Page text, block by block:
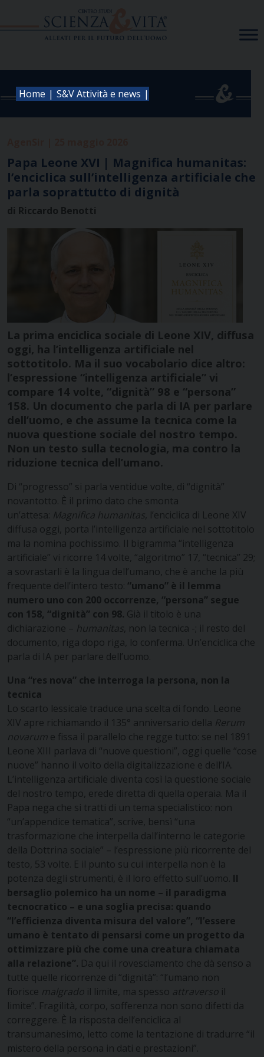
Home | S&V Attività e news |
Papa Leone XVI | Magnifica humanitas:
l’enciclica sull’intelligenza artificiale che
parla soprattutto di dignità
di Riccardo Benotti
La prima enciclica sociale di Leone XIV, diffusa
oggi, ha l’intelligenza artificiale nel
sottotitolo. Ma il suo vocabolario dice altro:
l’espressione “intelligenza artificiale” vi
compare 14 volte, “dignità” 98 e “persona”
158. Un documento che parla di IA per parlare
dell’uomo, e che assume la tecnica come la
nuova questione sociale del nostro tempo.
Non un testo sulla tecnologia, ma contro la
riduzione tecnica dell’umano.
Di “progresso” si parla ventidue volte, di “dignità”
novantotto. È il primo dato che smonta
un’attesa: Magnifica humanitas , l’enciclica di Leone XIV
diffusa oggi, porta l’intelligenza artificiale nel sottotitolo
ma la nomina pochissimo. Il bigramma “intelligenza
artificiale” vi ricorre 14 volte, “algoritmo” 17, “tecnica” 29;
a sovrastarli è la lingua dell’umano, che è anche la più
frequente dell’intero testo: “umano” è il lemma
numero uno con 200 occorrenze, “persona” segue
con 158, “dignità” con 98. Già il titolo è una
dichiarazione – humanitas , non la tecnica -; il resto del
documento, riga dopo riga, lo conferma. Un’enciclica che
parla di IA per parlare dell’uomo.
Una “res nova” che interroga la persona, non la
tecnica
Lo scarto lessicale traduce una scelta di fondo. Leone
XIV apre richiamando il 135° anniversario della Rerum
novarum e fissa il parallelo che regge tutto: se nel 1891
Leone XIII parlava di “nuove questioni”, oggi quelle “cose
nuove” hanno il volto della digitalizzazione e dell’IA.
L’intelligenza artificiale diventa così la questione sociale
del nostro tempo, erede diretta di quella operaia. Ma il
Papa nega che si tratti di un tema specialistico: non
“un’appendice tematica”, scrive, bensì “una
trasformazione che interpella dall’interno le categorie
della Dottrina sociale” – l’espressione più ricorrente del
testo, 53 volte. E il punto su cui interpella non è la
potenza degli strumenti, è il loro effetto sull’uomo. Il
bersaglio polemico ha un nome – il paradigma
tecnocratico – e una soglia precisa: quando
“l’efficienza diventa misura del valore”, “l’essere
umano è tentato di pensarsi come un progetto da
ottimizzare più che come una creatura chiamata
alla relazione”. Da qui il rovesciamento che dà senso a
tutte quelle ricorrenze di “dignità”: “l’umano non
fiorisce malgrado il limite, ma spesso attraverso il
limite”. Fragilità, corpo, sofferenza non sono difetti da
correggere. È la risposta dell’enciclica al
transumanesimo, letto come la tentazione di tradurre “il
mistero della persona in dati e prestazioni”.